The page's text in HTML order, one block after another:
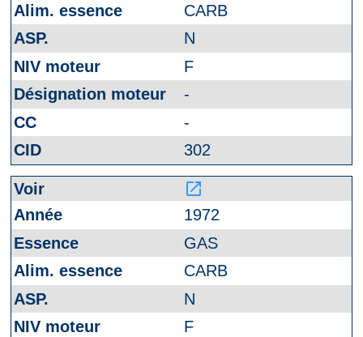
CARB
N
F
-
-
302
launch
1972
GAS
CARB
N
F